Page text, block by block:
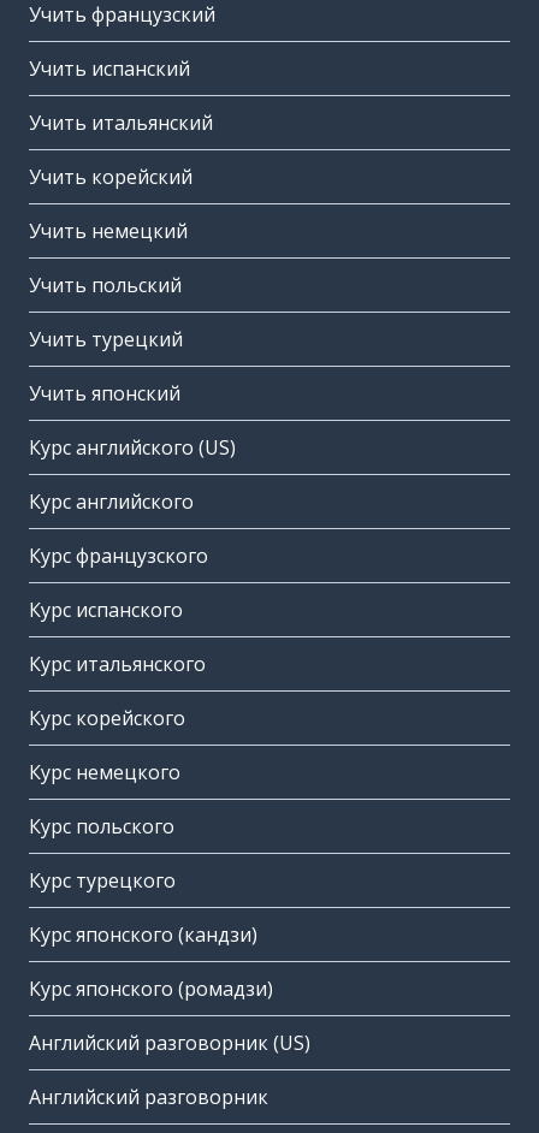
Учить французский
Учить испанский
Учить итальянский
Учить корейский
Учить немецкий
Учить польский
Учить турецкий
Учить японский
Курс английского (US)
Курс английского
Курс французского
Курс испанского
Курс итальянского
Курс корейского
Курс немецкого
Курс польского
Курс турецкого
Курс японского (кандзи)
Курс японского (ромадзи)
Английский разговорник (US)
Английский разговорник